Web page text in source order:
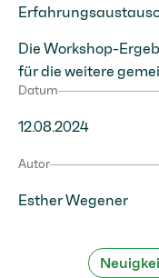
Die Workshop-
für die weitere
Datum
12.08.2024
Autor
Esther Wegener